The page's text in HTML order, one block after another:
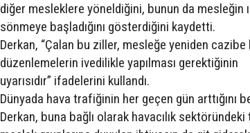
diğer mesleklere yöneldiğini, bunun da mesleğin
sönmeye başladığını gösterdiğini kaydetti.
Derkan, “Çalan bu ziller, mesleğe yeniden
düzenlemelerin ivedilikle yapılması gerektiğinin
uyarısıdır” ifadelerini kullandı.
Dünyada hava trafiğinin her geçen gün arttığını
Derkan, buna bağlı olarak havacılık sektöründeki